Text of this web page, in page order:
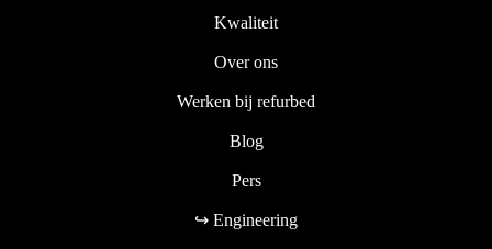
Kwaliteit
Over ons
Werken bij refurbed
Blog
Pers
↪ Engineering